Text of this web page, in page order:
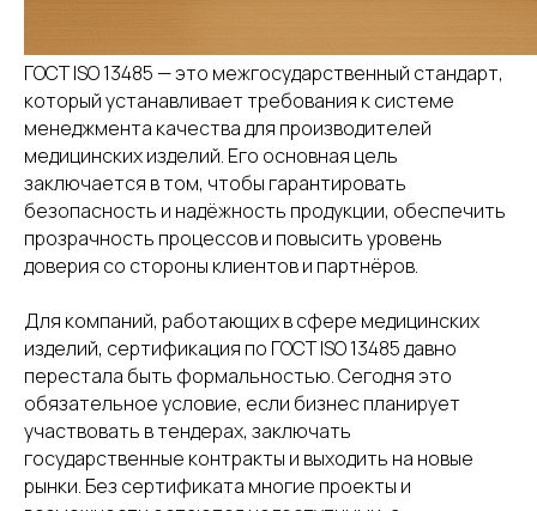
ГОСТ ISO 13485 — это межгосударственный стандарт,
который устанавливает требования к системе
менеджмента качества для производителей
медицинских изделий. Его основная цель
заключается в том, чтобы гарантировать
безопасность и надёжность продукции, обеспечить
прозрачность процессов и повысить уровень
доверия со стороны клиентов и партнёров.
Для компаний, работающих в сфере медицинских
изделий, сертификация по ГОСТ ISO 13485 давно
перестала быть формальностью. Сегодня это
обязательное условие, если бизнес планирует
участвовать в тендерах, заключать
государственные контракты и выходить на новые
рынки. Без сертификата многие проекты и